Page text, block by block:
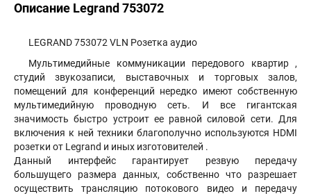
Описание Legrand 753072
LEGRAND 753072 VLN Розетка аудио
Мультимедийные коммуникации передового квартир ,
студий звукозаписи, выставочных и торговых залов,
помещений для конференций нередко имеют собственную
мультимедийную проводную сеть. И все гигантская
значимость быстро устроит ее равной силовой сети. Для
включения к ней техники благополучно используются HDMI
розетки от Legrand и иных изготовителей .
Данный интерфейс гарантирует резвую передачу
большущего размера данных, собственно что разрешает
осуществить трансляцию потокового видео и передачу